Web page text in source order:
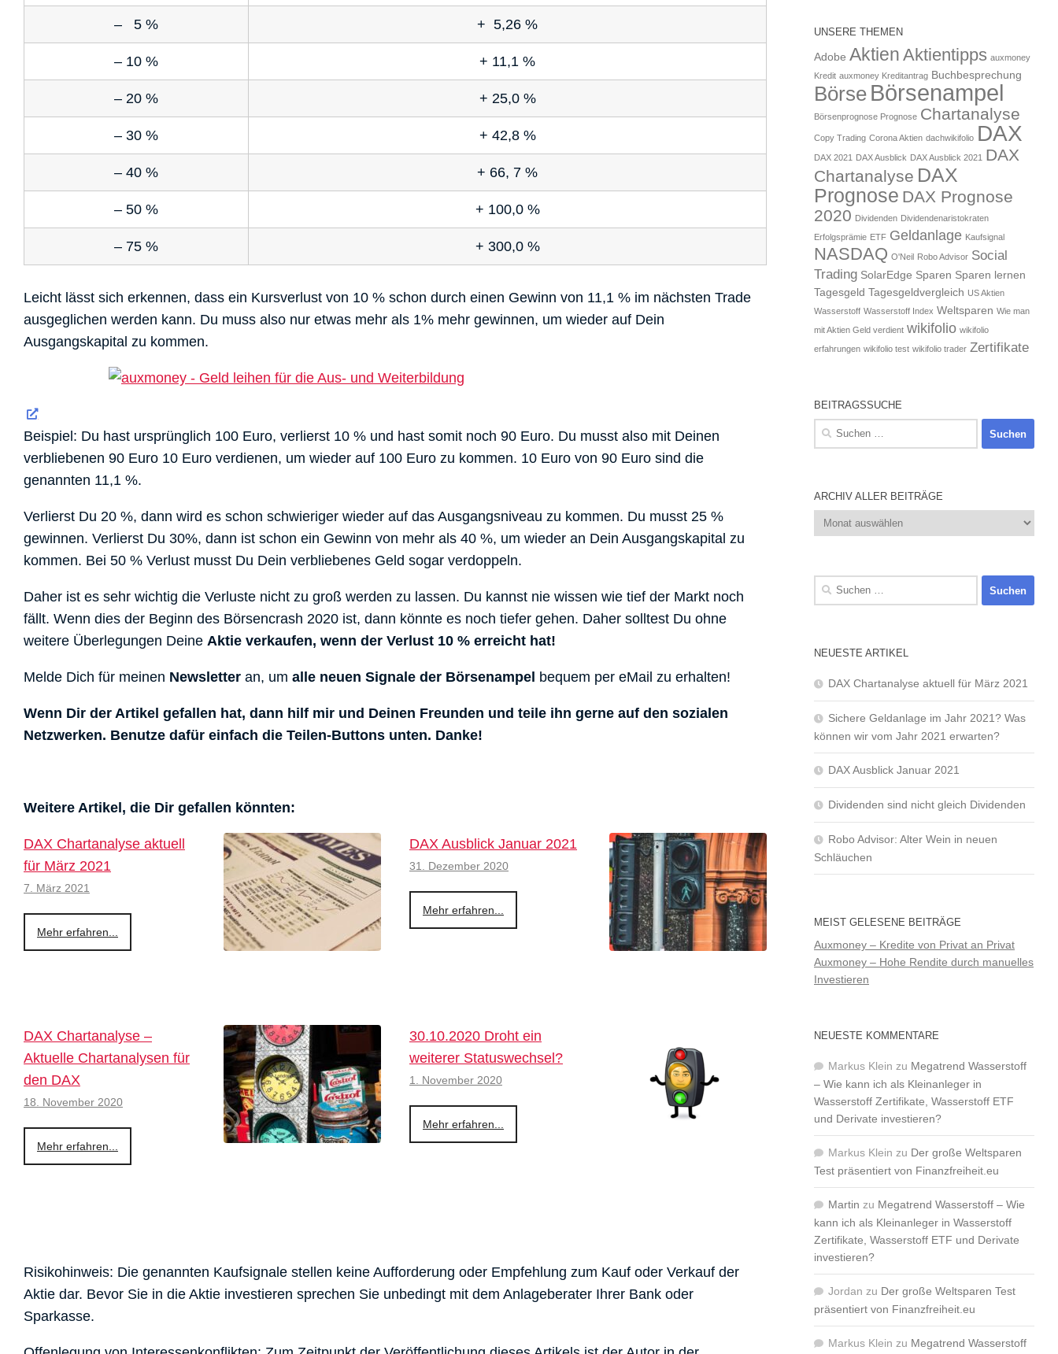
– 5 % + 5,26 %
– 10 % + 11,1 %
– 20 % + 25,0 %
– 30 % + 42,8 %
– 40 % + 66, 7 %
– 50 % + 100,0 %
– 75 % + 300,0 %
Leicht lässt sich erkennen, dass ein Kursverlust von 10 % schon durch einen Gewinn von 11,1 % im nächsten Trade
ausgeglichen werden kann. Du muss also nur etwas mehr als 1% mehr gewinnen, um wieder auf Dein
Ausgangskapital zu kommen.
Beispiel: Du hast ursprünglich 100 Euro, verlierst 10 % und hast somit noch 90 Euro. Du musst also mit Deinen
verbliebenen 90 Euro 10 Euro verdienen, um wieder auf 100 Euro zu kommen. 10 Euro von 90 Euro sind die
genannten 11,1 %.
Verlierst Du 20 %, dann wird es schon schwieriger wieder auf das Ausgangsniveau zu kommen. Du musst 25 %
gewinnen. Verlierst Du 30%, dann ist schon ein Gewinn von mehr als 40 %, um wieder an Dein Ausgangskapital zu
kommen. Bei 50 % Verlust musst Du Dein verbliebenes Geld sogar verdoppeln.
Daher ist es sehr wichtig die Verluste nicht zu groß werden zu lassen. Du kannst nie wissen wie tief der Markt noch
fällt. Wenn dies der Beginn des Börsencrash 2020 ist, dann könnte es noch tiefer gehen. Daher solltest Du ohne
weitere Überlegungen Deine Aktie verkaufen, wenn der Verlust 10 % erreicht hat!
Melde Dich für meinen Newsletter an, um alle neuen Signale der Börsenampel bequem per eMail zu erhalten!
Wenn Dir der Artikel gefallen hat, dann hilf mir und Deinen Freunden und teile ihn gerne auf den sozialen
Netzwerken. Benutze dafür einfach die Teilen-Buttons unten. Danke!
Weitere Artikel, die Dir gefallen könnten:
DAX Chartanalyse aktuell
für März 2021
7. März 2021
Mehr erfahren...
DAX Ausblick Januar 2021
31. Dezember 2020
Mehr erfahren...
DAX Chartanalyse –
Aktuelle Chartanalysen für
den DAX
18. November 2020
Mehr erfahren...
30.10.2020 Droht ein
weiterer Statuswechsel?
1. November 2020
Mehr erfahren...
Risikohinweis: Die genannten Kaufsignale stellen keine Aufforderung oder Empfehlung zum Kauf oder Verkauf der
Aktie dar. Bevor Sie in die Aktie investieren sprechen Sie unbedingt mit dem Anlageberater Ihrer Bank oder
Sparkasse.
UNSERE THEMEN
Adobe Aktien Aktientipps auxmoney
Kredit auxmoney Kreditantrag Buchbesprechung
Börse Börsenampel
Börsenprognose Prognose Chartanalyse
Copy Trading Corona Aktien dachwikifolio DAX
DAX 2021 DAX Ausblick DAX Ausblick 2021
DAX
Chartanalyse DAX
Prognose DAX Prognose
2020 Dividenden Dividendenaristokraten
Erfolgsprämie ETF Geldanlage Kaufsignal
NASDAQ O'Neil Robo Advisor Social
Trading SolarEdge Sparen Sparen lernen
Tagesgeld Tagesgeldvergleich US Aktien
Wasserstoff Wasserstoff Index Weltsparen Wie man
mit Aktien Geld verdient wikifolio wikifolio
erfahrungen wikifolio test wikifolio trader Zertifikate
BEITRAGSSUCHE
Suchen
nach:
ARCHIV ALLER BEITRÄGE
Archiv
aller
Suchen
nach:
NEUESTE ARTIKEL
DAX Chartanalyse aktuell für März 2021
Sichere Geldanlage im Jahr 2021? Was
können wir vom Jahr 2021 erwarten?
DAX Ausblick Januar 2021
Dividenden sind nicht gleich Dividenden
Robo Advisor: Alter Wein in neuen
Schläuchen
MEIST GELESENE BEITRÄGE
Auxmoney – Kredite von Privat an Privat
Auxmoney – Hohe Rendite durch manuelles
Investieren
NEUESTE KOMMENTARE
Markus Klein zu Megatrend Wasserstoff
– Wie kann ich als Kleinanleger in
Wasserstoff Zertifikate, Wasserstoff ETF
und Derivate investieren?
Markus Klein zu Der große Weltsparen
Test präsentiert von Finanzfreiheit.eu
Martin zu Megatrend Wasserstoff – Wie
kann ich als Kleinanleger in Wasserstoff
Zertifikate, Wasserstoff ETF und Derivate
investieren?
Jordan zu Der große Weltsparen Test
präsentiert von Finanzfreiheit.eu
Markus Klein zu Megatrend Wasserstoff